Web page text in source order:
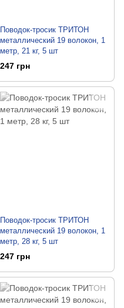
Поводок-тросик ТРИТОН
металлический 19 волокон, 1
метр, 21 кг, 5 шт
247 грн
Поводок-тросик ТРИТОН
металлический 19 волокон, 1
метр, 28 кг, 5 шт
247 грн